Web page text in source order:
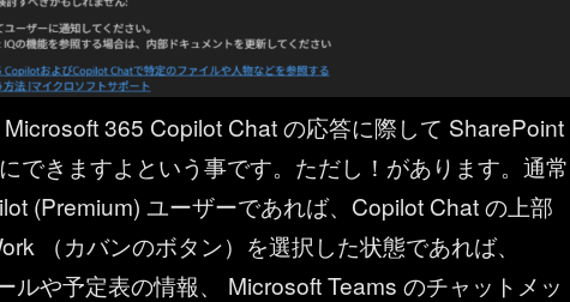
365 Copilot Chat の応答に際して SharePoint
できますよという事です。ただし！があります。通常
(Premium) ユーザーであれば、Copilot Chat の上部
（カバンのボタン）を選択した状態であれば、
ルや予定表の情報、 Microsoft Teams のチャットメッ